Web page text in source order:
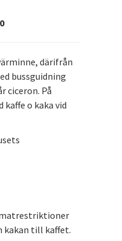
därifrån
bussguidning
ciceron. På
o kaka vid
matrestriktioner
kakan till kaffet.